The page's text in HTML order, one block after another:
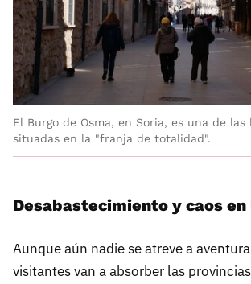
El Burgo de Osma, en Soria, es una de
situadas en la "franja de totalidad".
Desabastecimiento y caos
Aunque aún nadie se atreve a
visitantes van a absorber las